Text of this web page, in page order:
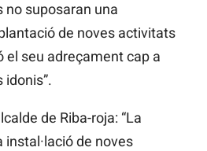
no suposaran una
de noves activitats
el seu adreçament cap a
de Riba-roja: “La
instal·lació de noves